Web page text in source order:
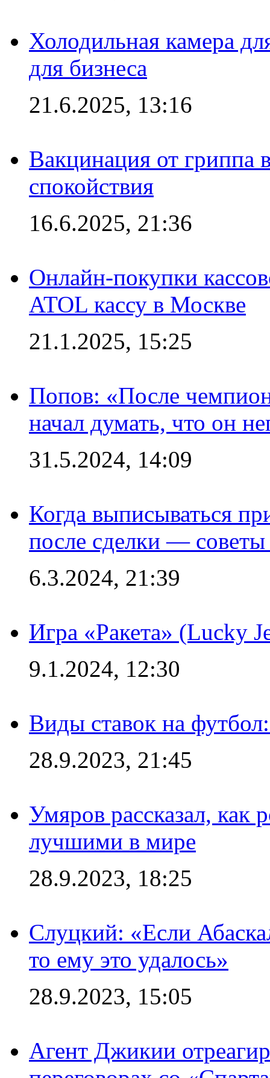
Холодильная камера
для бизнеса
21.6.2025, 13:16
Вакцинация от гриппа
спокойствия
16.6.2025, 21:36
Онлайн-покупки
ATOL кассу в Москве
21.1.2025, 15:25
Попов: «После
начал думать, что он
31.5.2024, 14:09
Когда выписываться
после сделки —
6.3.2024, 21:39
Игра «Ракета» (Lucky
9.1.2024, 12:30
Виды ставок на
28.9.2023, 21:45
Умяров рассказал, как
лучшими в мире
28.9.2023, 18:25
Слуцкий: «Если
то ему это удалось»
28.9.2023, 15:05
Агент Джикии